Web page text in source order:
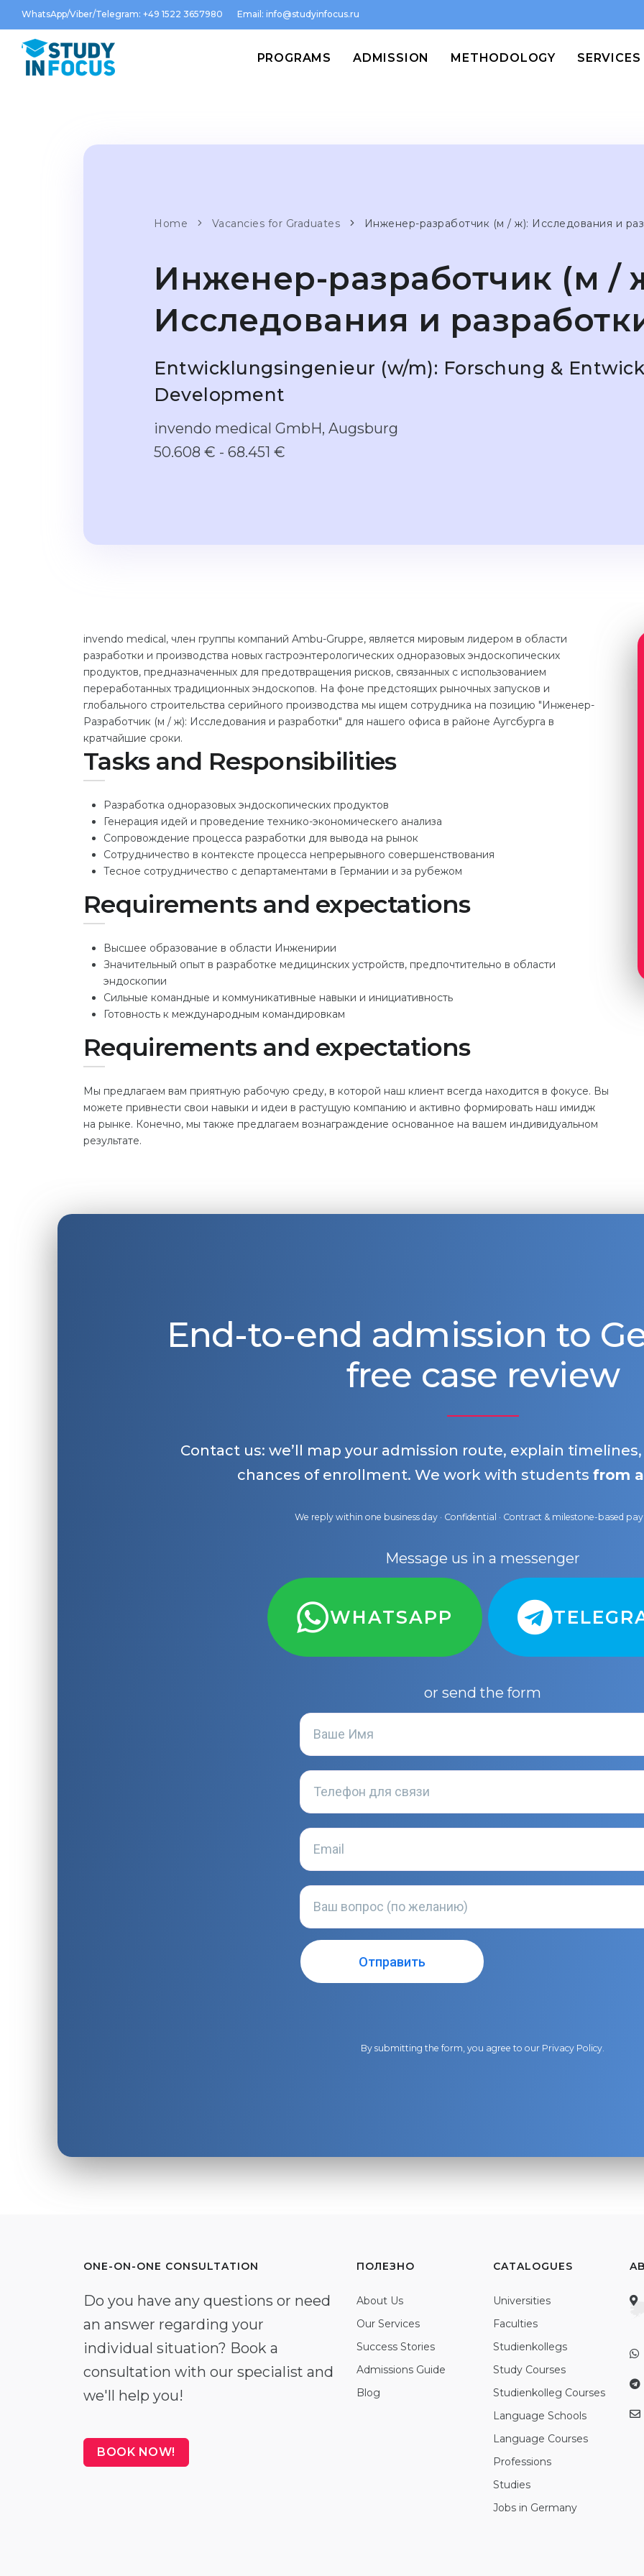
WhatsApp/Viber/Telegram: +49 1522 3657980 Email: info@studyinfocus.ru
PROGRAMS ADMISSION METHODOLOGY SERVICES
Home Vacancies for Graduates Инженер-разработчик (м / ж): Исследования и
Инженер-разработчик (м /
Исследования и
Entwicklungsingenieur (w/m): Forschung &
Development
invendo medical GmbH, Augsburg
50.608 € - 68.451 €
invendo medical, член группы компаний Ambu-Gruppe, является мировым лидером в области
разработки и производства новых гастроэнтерологических одноразовых эндоскопических
продуктов, предназначенных для предотвращения рисков, связанных с использованием
переработанных традиционных эндоскопов. На фоне предстоящих рыночных запусков и
глобального строительства серийного производства мы ищем сотрудника на позицию "Инженер-
Разработчик (м / ж): Исследования и разработки" для нашего офиса в районе Аугсбурга в
кратчайшие сроки.
Tasks and Responsibilities
Разработка одноразовых эндоскопических продуктов
Генерация идей и проведение технико-экономическего анализа
Сопровождение процесса разработки для вывода на рынок
Сотрудничество в контексте процесса непрерывного совершенствования
Тесное сотрудничество с департаментами в Германии и за рубежом
Requirements and expectations
Высшее образование в области Инженирии
Значительный опыт в разработке медицинских устройств, предпочтительно в области
эндоскопии
Сильные командные и коммуникативные навыки и инициативность
Готовность к международным командировкам
Requirements and expectations
Мы предлагаем вам приятную рабочую среду, в которой наш клиент всегда находится в фокусе. Вы
можете привнести свои навыки и идеи в растущую компанию и активно формировать наш имидж
на рынке. Конечно, мы также предлагаем вознаграждение основанное на вашем индивидуальном
результате.
End-to-end admission to
free case review
Contact us: we’ll map your admission route, explain
chances of enrollment. We work with studentsfrom
We reply within one business day · Confidential · Contract & milestone-based
Message us in a messenger
WHATSAPP
or send the form
By submitting the form, you agree to our Privacy Policy.
ONE-ON-ONE CONSULTATION
Do you have any questions or need
an answer regarding your
individual situation? Book a
consultation with our specialist and
we'll help you!
BOOK NOW!
ПОЛЕЗНО
About Us
Our Services
Success Stories
Admissions Guide
Blog
CATALOGUES
Universities
Faculties
Studienkollegs
Study Courses
Studienkolleg Courses
Language Schools
Language Courses
Professions
Studies
Jobs in Germany